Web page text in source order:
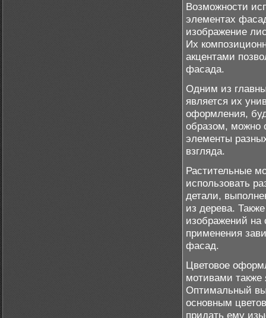
Возможности
элементах
изображение
Их
акцентами
фасада.
Одним из
является их
оформления,
образом, можно
элементы
взгляда.
Растительные
использовать
детали,
из дерева.
изображений на
применения
фасад.
Цветовое
мотивами также
Оптимальный
основным
придать ему